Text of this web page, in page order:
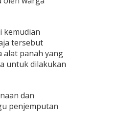
kemudian
tersebut
alat panah yang
untuk dilakukan
dan
penjemputan